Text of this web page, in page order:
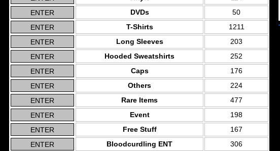
DVDs
50
T-Shirts
1211
Long Sleeves
203
Hooded Sweatshirts
252
Caps
176
Others
224
Rare Items
477
Event
198
Free Stuff
167
Bloodcurdling ENT
306